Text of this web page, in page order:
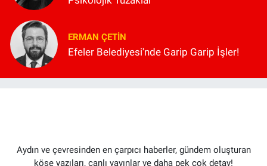
ERMAN ÇETIN
Efeler Belediyesi'nde Garip Garip İşler!
Aydın ve çevresinden en çarpıcı haberler, gündem oluşturan
köşe yazıları, canlı yayınlar ve daha pek çok detay!